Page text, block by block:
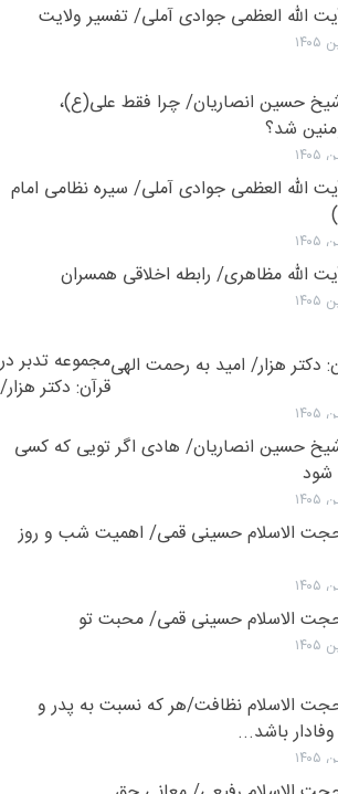
الله العظمی جوادی آملی/ تفسیر ولایت
حسین انصاریان/ چرا فقط علی(ع)،
شد؟
الله العظمی جوادی آملی/ سیره نظامی امام
الله مظاهری/ رابطه اخلاقی همسران
مجموعه تدبر در
قرآن: دکتر هزار/
الهی
حسین انصاریان/ هادی اگر تویی که کسی
شود
الاسلام حسینی قمی/ اهمیت شب و روز
الاسلام حسینی قمی/ محبت تو
الاسلام نظافت/هر که نسبت به پدر و
باشد...